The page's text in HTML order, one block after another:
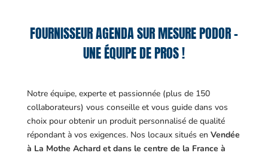
FOURNISSEUR AGENDA SUR MESURE PODOR –
UNE ÉQUIPE DE PROS !
Notre équipe, experte et passionnée (plus de 150
collaborateurs) vous conseille et vous guide dans vos
choix pour obtenir un produit personnalisé de qualité
répondant à vos exigences. Nos locaux situés en Vendée
à La Mothe Achard et dans le centre de la France à